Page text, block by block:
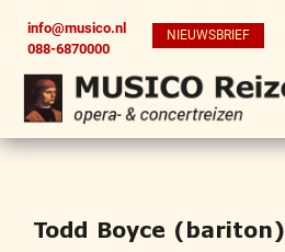
info@musico.nl
088-6870000
NIEUWSBRIEF
Todd Boyce (bariton)